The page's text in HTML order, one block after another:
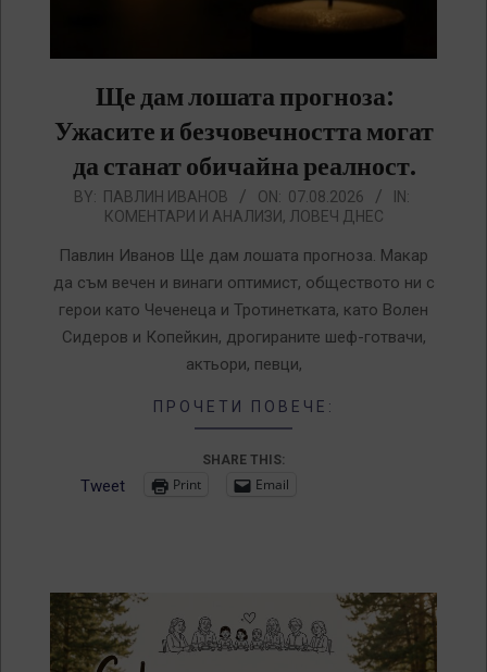
Ще дам лошата прогноза:
Ужасите и безчовечността могат
да станат обичайна реалност.
2026-
07
BY: ПАВЛИН ИВАНОВ ON: 07.08.2026
IN:
КОМЕНТАРИ И АНАЛИЗИ, ЛОВЕЧ ДНЕС
Павлин Иванов Ще дам лошата прогноза. Макар
да съм вечен и винаги оптимист, обществото ни с
герои като Чеченеца и Тротинетката, като Волен
Сидеров и Копейкин, дрогираните шеф-готвачи,
актьори, певци,
ПРОЧЕТИ ПОВЕЧЕ:
SHARE THIS:
Tweet Print Email